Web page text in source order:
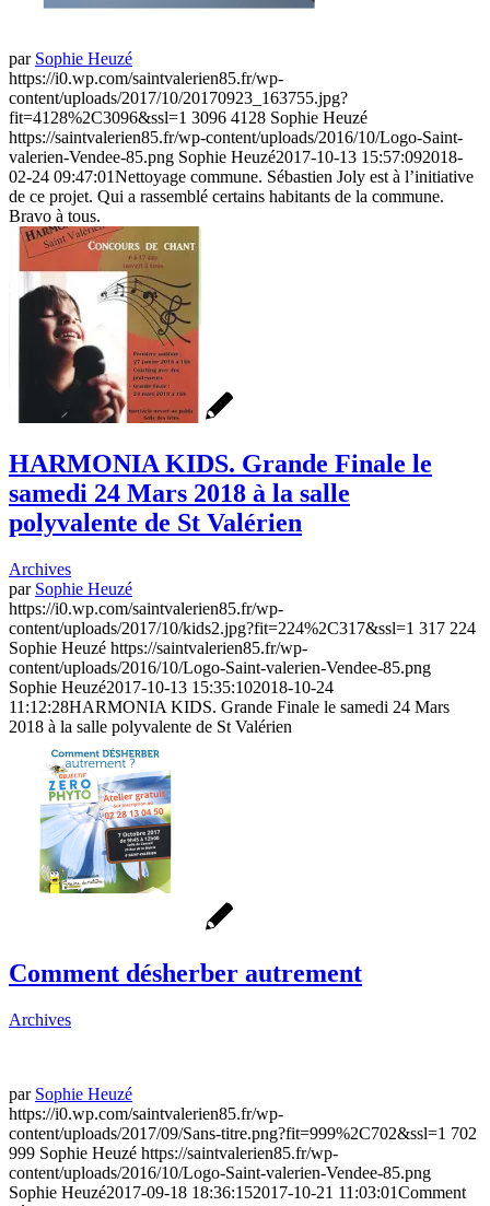
par Sophie Heuzé
https://i0.wp.com/saintvalerien85.fr/wp-
content/uploads/2017/10/20170923_163755.jpg?
fit=4128%2C3096&ssl=1 3096 4128 Sophie Heuzé
https://saintvalerien85.fr/wp-content/uploads/2016/10/Logo-Saint-
valerien-Vendee-85.png Sophie Heuzé2017-10-13 15:57:092018-
02-24 09:47:01Nettoyage commune. Sébastien Joly est à l’initiative
de ce projet. Qui a rassemblé certains habitants de la commune.
Bravo à tous.
HARMONIA KIDS. Grande Finale le
samedi 24 Mars 2018 à la salle
polyvalente de St Valérien
Archives
par Sophie Heuzé
https://i0.wp.com/saintvalerien85.fr/wp-
content/uploads/2017/10/kids2.jpg?fit=224%2C317&ssl=1 317 224
Sophie Heuzé https://saintvalerien85.fr/wp-
content/uploads/2016/10/Logo-Saint-valerien-Vendee-85.png
Sophie Heuzé2017-10-13 15:35:102018-10-24
11:12:28HARMONIA KIDS. Grande Finale le samedi 24 Mars
2018 à la salle polyvalente de St Valérien
Comment désherber autrement
Archives
par Sophie Heuzé
https://i0.wp.com/saintvalerien85.fr/wp-
content/uploads/2017/09/Sans-titre.png?fit=999%2C702&ssl=1 702
999 Sophie Heuzé https://saintvalerien85.fr/wp-
content/uploads/2016/10/Logo-Saint-valerien-Vendee-85.png
Sophie Heuzé2017-09-18 18:36:152017-10-21 11:03:01Comment